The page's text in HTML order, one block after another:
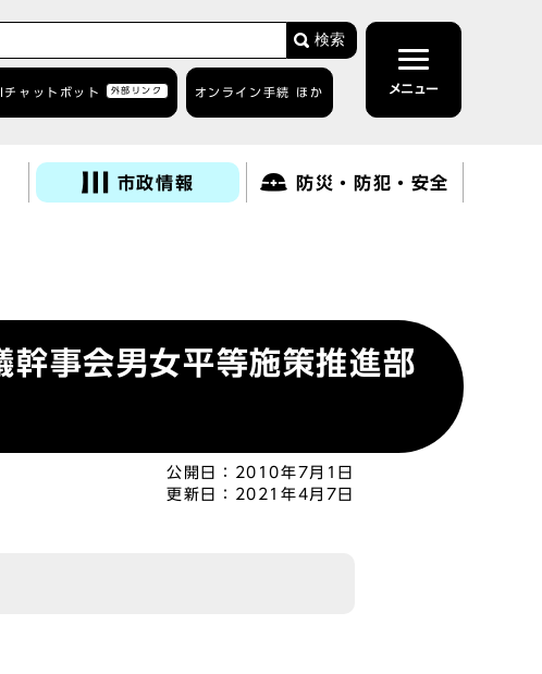
検索
チャットボット 外部リンク オンライン手続 ほか メニュー
市政情報 防災・防犯・安全
幹事会男女平等施策推進部
公開日：
2010年7月1日
更新日：
2021年4月7日